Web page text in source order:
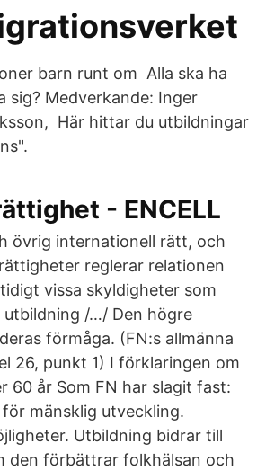
barn runt om Alla ska ha
Medverkande: Inger
Här hittar du utbildningar
- ENCELL
övrig internationell rätt, och
reglerar relationen
vissa skyldigheter som
/…/ Den högre
förmåga. (FN:s allmänna
26, punkt 1) I förklaringen om
60 år Som FN har slagit fast:
mänsklig utveckling.
Utbildning bidrar till
den förbättrar folkhälsan och